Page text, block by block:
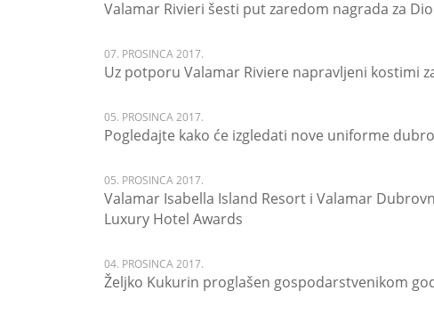
Valamar Rivieri šesti put zaredom nagrada za
07. PROSINCA 2017.
Uz potporu Valamar Riviere napravljeni kostimi
05. PROSINCA 2017.
Pogledajte kako će izgledati nove uniforme
05. PROSINCA 2017.
Valamar Isabella Island Resort i Valamar
Luxury Hotel Awards
04. PROSINCA 2017.
Željko Kukurin proglašen gospodarstvenikom